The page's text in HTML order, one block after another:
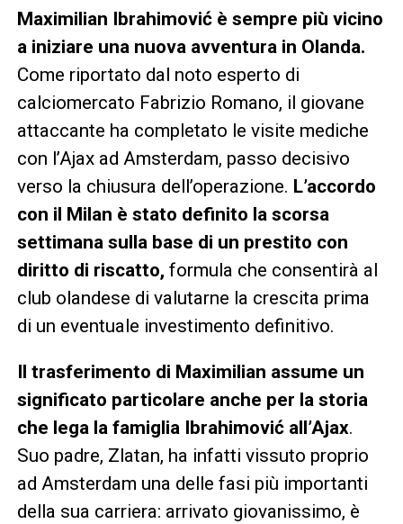
Maximilian Ibrahimović è sempre più vicino
a iniziare una nuova avventura in Olanda.
Come riportato dal noto esperto di
calciomercato Fabrizio Romano, il giovane
attaccante ha completato le visite mediche
con l’Ajax ad Amsterdam, passo decisivo
verso la chiusura dell’operazione. L’accordo
con il Milan è stato definito la scorsa
settimana sulla base di un prestito con
diritto di riscatto, formula che consentirà al
club olandese di valutarne la crescita prima
di un eventuale investimento definitivo.
Il trasferimento di Maximilian assume un
significato particolare anche per la storia
che lega la famiglia Ibrahimović all’Ajax.
Suo padre, Zlatan, ha infatti vissuto proprio
ad Amsterdam una delle fasi più importanti
della sua carriera: arrivato giovanissimo, è